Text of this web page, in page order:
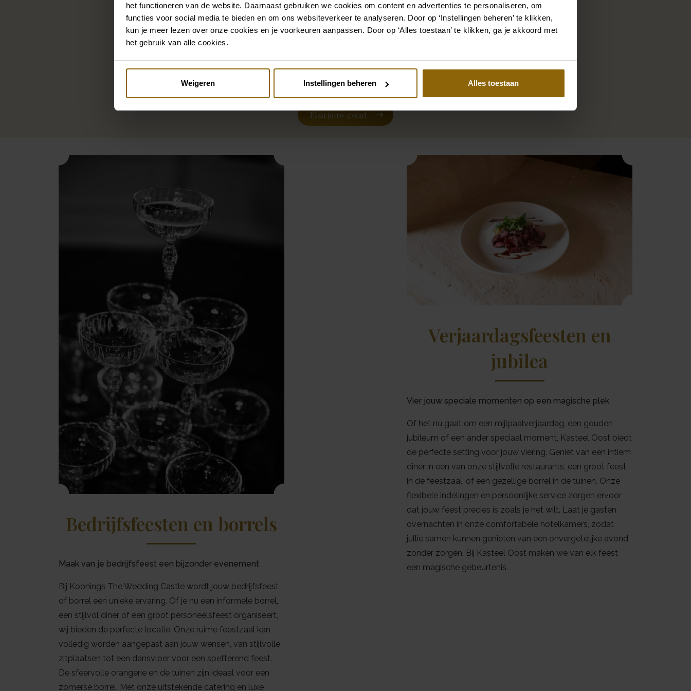
het functioneren van de website. Daarnaast gebruiken we cookies om content en advertenties te personaliseren, om
functies voor social media te bieden en om ons websiteverkeer te analyseren. Door op ‘Instellingen beheren’ te klikken,
kun je meer lezen over onze cookies en je voorkeuren aanpassen. Door op ‘Alles toestaan’ te klikken, ga je akkoord met
het gebruik van alle cookies.
Weigeren Instellingen beheren Alles toestaan
andere evenementen. Van conferenties en seminars tot workshops en productlanceringen, onze
multifunctionele ruimtes kunnen naar wens worden ingericht. De prachtige orangerie in de kasteeltuin
biedt een inspirerende omgeving voor brainstormsessies en presentaties. Met twee restaurants op
locatie en uitstekende cateringopties is alles aanwezig om jouw evenement tot een succes te maken. En
dankzij de rustige, groene omgeving kunnen jij en je gasten in alle rust genieten van een productieve en
onvergetelijke dag.
Plan jouw event
Bedrijfsfeesten en borrels
Maak van je bedrijfsfeest een bijzonder evenement
Bij Koonings The Wedding Castle wordt jouw bedrijfsfeest
of borrel een unieke ervaring. Of je nu een informele borrel,
een stijlvol diner of een groot personeelsfeest organiseert,
wij bieden de perfecte locatie. Onze ruime feestzaal kan
volledig worden aangepast aan jouw wensen, van stijlvolle
zitplaatsen tot een dansvloer voor een spetterend feest.
De sfeervolle orangerie en de tuinen zijn ideaal voor een
zomerse borrel. Met onze uitstekende catering en luxe
Verjaardagsfeesten en
jubilea
Vier jouw speciale momenten op een magische plek
Of het nu gaat om een mijlpaalverjaardag, een gouden
jubileum of een ander speciaal moment, Kasteel Oost biedt
de perfecte setting voor jouw viering. Geniet van een intiem
diner in een van onze stijlvolle restaurants, een groot feest
in de feestzaal, of een gezellige borrel in de tuinen. Onze
flexibele indelingen en persoonlijke service zorgen ervoor
dat jouw feest precies is zoals je het wilt. Laat je gasten
overnachten in onze comfortabele hotelkamers, zodat
jullie samen kunnen genieten van een onvergetelijke avond
zonder zorgen. Bij Kasteel Oost maken we van elk feest
een magische gebeurtenis.